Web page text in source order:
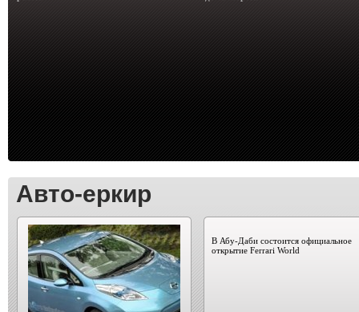
Авто-еркир
В Абу-Даби состоится официальное
открытие Ferrari World